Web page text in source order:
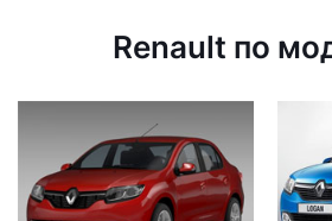
Renault по